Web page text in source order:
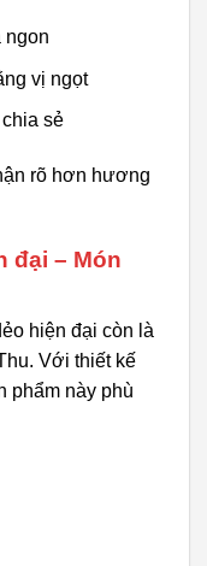
ngon
vị ngọt
sẻ
rõ hơn hương
đại – Món
hiện đại còn là
Với thiết kế
phẩm này phù